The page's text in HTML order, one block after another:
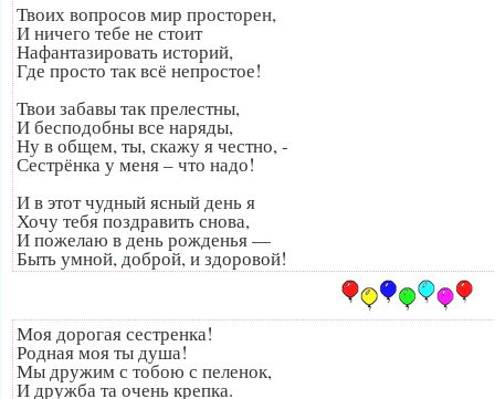
Твоих вопросов мир просторен,
И ничего тебе не стоит
Нафантазировать историй,
Где просто так всё непростое!
Твои забавы так прелестны,
И бесподобны все наряды,
Ну в общем, ты, скажу я честно, -
Сестрёнка у меня – что надо!
И в этот чудный ясный день я
Хочу тебя поздравить снова,
И пожелаю в день рожденья —
Быть умной, доброй, и здоровой!
Моя дорогая сестренка!
Родная моя ты душа!
Мы дружим с тобою с пеленок,
И дружба та очень крепка.